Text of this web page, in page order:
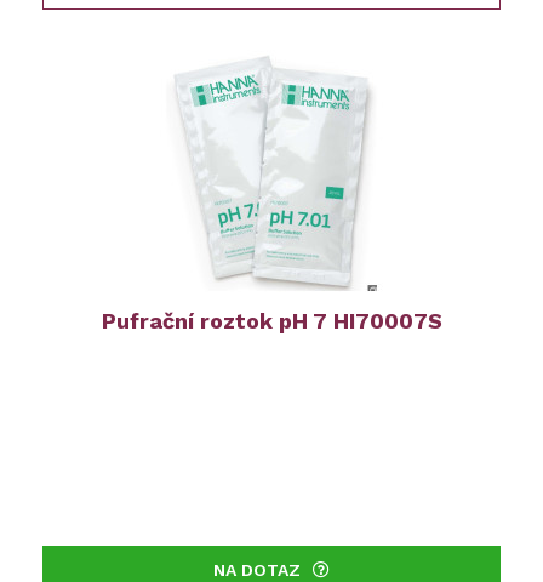
Pufrační roztok pH 7 HI70007S
NA DOTAZ